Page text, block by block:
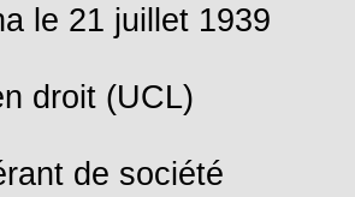
le 21 juillet 1939
droit (UCL)
de société